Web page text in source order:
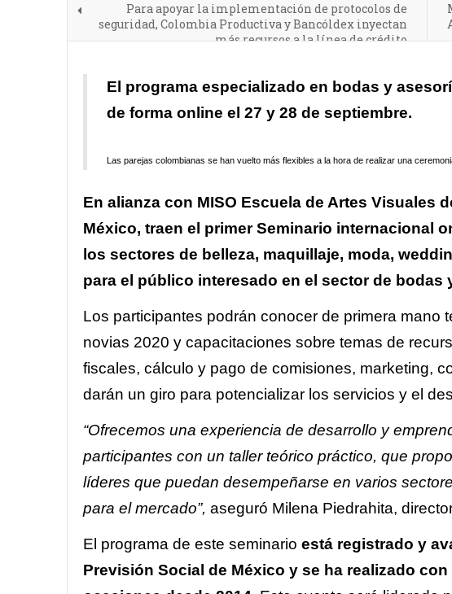
Para apoyar la implementación de protocolos de
seguridad, Colombia Productiva y Bancóldex inyectan
más recursos a la línea de crédito
El programa especializado en bodas y
de forma online el 27 y 28 de septiembre.
Las parejas colombianas se han vuelto más flexibles a la hora de realizar una
En alianza con MISO Escuela de Artes Visuales
México, traen el primer Seminario internacional
los sectores de belleza, maquillaje, moda,
para el público interesado en el sector de bodas
Los participantes podrán conocer de primera mano
novias 2020 y capacitaciones sobre temas de
fiscales, cálculo y pago de comisiones, marketing,
darán un giro para potencializar los servicios y el
“Ofrecemos una experiencia de desarrollo y
participantes con un taller teórico práctico, que
líderes que puedan desempeñarse en varios
para el mercado”, aseguró Milena Piedrahita,
El programa de este seminario está registrado y
Previsión Social de México y se ha realizado